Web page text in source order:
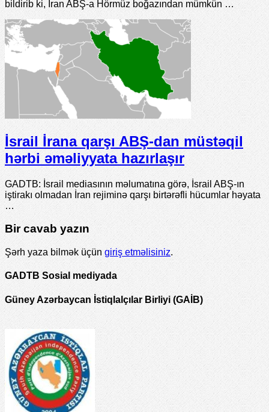
bildirib ki, İran ABŞ-a Hörmüz boğazından mümkün …
İsrail İrana qarşı ABŞ-dan müstəqil
hərbi əməliyyata hazırlaşır
GADTB: İsrail mediasının məlumatına görə, İsrail ABŞ-ın
iştirakı olmadan İran rejiminə qarşı birtərəfli hücumlar həyata
…
Bir cavab yazın
Şərh yaza bilmək üçün giriş etməlisiniz.
GADTB Sosial mediyada
Güney Azərbaycan İstiqlalçılar Birliyi (GAİB)